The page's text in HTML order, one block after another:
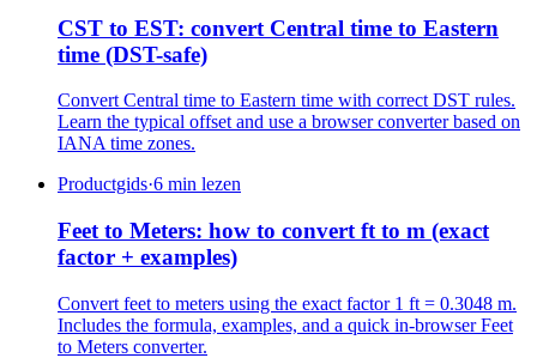
CST to EST: convert Central time to Eastern
time (DST-safe)
Convert Central time to Eastern time with correct DST rules.
Learn the typical offset and use a browser converter based on
IANA time zones.
Productgids·6 min lezen
Feet to Meters: how to convert ft to m (exact
factor + examples)
Convert feet to meters using the exact factor 1 ft = 0.3048 m.
Includes the formula, examples, and a quick in-browser Feet
to Meters converter.